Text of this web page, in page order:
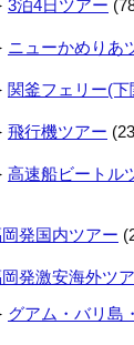
3泊4日ツアー
ニューかめりあ
関釜フェリー(下
飛行機ツアー
高速船ビートル
発国内ツアー
発激安海外ツ
グアム・バリ島